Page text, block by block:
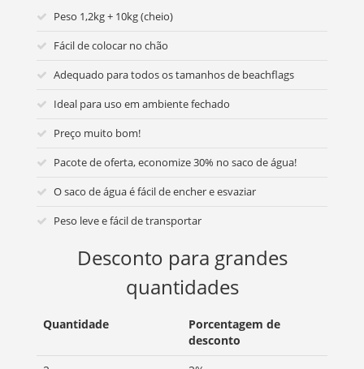
Peso 1,2kg + 10kg (cheio)
Fácil de colocar no chão
Adequado para todos os tamanhos de beachflags
Ideal para uso em ambiente fechado
Preço muito bom!
Pacote de oferta, economize 30% no saco de água!
O saco de água é fácil de encher e esvaziar
Peso leve e fácil de transportar
Desconto para grandes
quantidades
Quantidade
Porcentagem de
desconto